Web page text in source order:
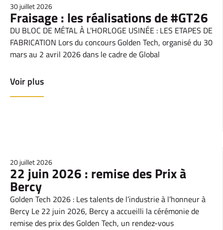
30 juillet 2026
Fraisage : les réalisations de #GT26
DU BLOC DE MÉTAL À L’HORLOGE USINÉE : LES ETAPES DE
FABRICATION Lors du concours Golden Tech, organisé du 30
mars au 2 avril 2026 dans le cadre de Global
Voir plus
20 juillet 2026
22 juin 2026 : remise des Prix à
Bercy
Golden Tech 2026 : Les talents de l’industrie à l’honneur à
Bercy Le 22 juin 2026, Bercy a accueilli la cérémonie de
remise des prix des Golden Tech, un rendez-vous